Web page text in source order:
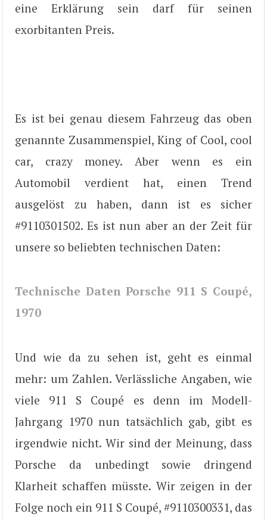
eine Erklärung sein darf für seinen
exorbitanten Preis.
Es ist bei genau diesem Fahrzeug das oben
genannte Zusammenspiel, King of Cool, cool
car, crazy money. Aber wenn es ein
Automobil verdient hat, einen Trend
ausgelöst zu haben, dann ist es sicher
#9110301502. Es ist nun aber an der Zeit für
unsere so beliebten technischen Daten:
Technische Daten Porsche 911 S Coupé,
1970
Und wie da zu sehen ist, geht es einmal
mehr: um Zahlen. Verlässliche Angaben, wie
viele 911 S Coupé es denn im Modell-
Jahrgang 1970 nun tatsächlich gab, gibt es
irgendwie nicht. Wir sind der Meinung, dass
Porsche da unbedingt sowie dringend
Klarheit schaffen müsste. Wir zeigen in der
Folge noch ein 911 S Coupé, #9110300331, das